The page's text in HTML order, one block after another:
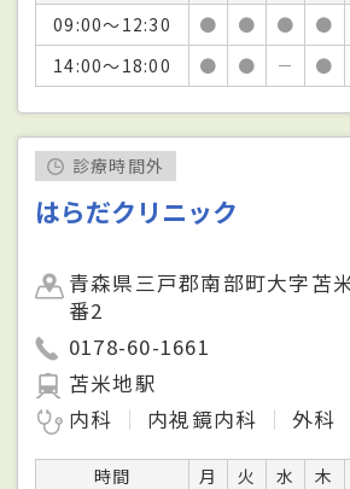
09:00～12:30
● ● ● ●
14:00～18:00
● ● － ●
診療時間外
はらだクリニック
青森県三戸郡南部町大字苫
番2
0178-60-1661
苫米地駅
内科
内視鏡内科 外科
時間 月 火 水 木